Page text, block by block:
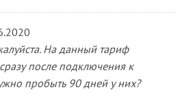
На данный тариф
после подключения к
пробыть 90 дней у них?